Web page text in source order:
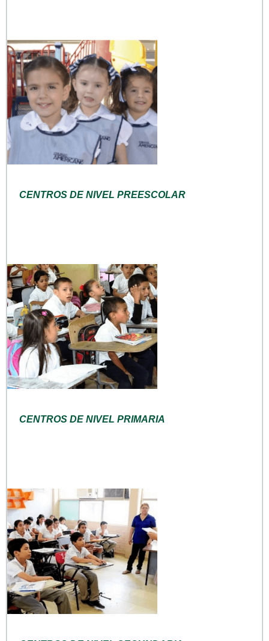
CENTROS DE NIVEL PREESCOLAR
CENTROS DE NIVEL PRIMARIA